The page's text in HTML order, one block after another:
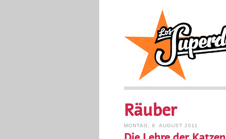
Räuber
MONTAG, 8. AUGUST 2011